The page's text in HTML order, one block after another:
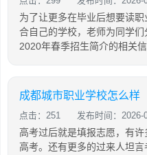
为了让更多在毕业后想要读
合自己的学校，老师为同学
2020年春季招生简介的相关信
成都城市职业学校怎么样
点击：251 发布时间：2026-
高考过后就是填报志愿，有
高考。还有更多的过来人坦